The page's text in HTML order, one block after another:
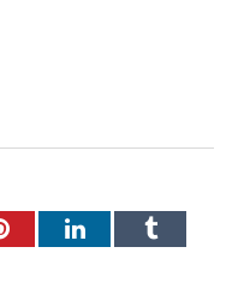
PinterestLinkedInTumblr